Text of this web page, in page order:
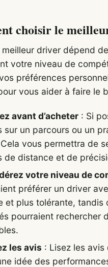
choisir le
meilleur driver dépend
votre niveau de
préférences
vous aider à faire le
avant d’acheter : Si
sur un parcours ou un
vous permettra de
de distance et de
votre niveau de
préférer un driver
et plus tolérante, tandis
pourraient rechercher
les avis : Lisez les
idée des